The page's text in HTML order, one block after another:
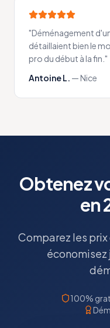
"Déménagement
détaillaient bien le
pro du début à la fin. "
Antoine L. —Nice
Obtenez
en
Comparez les
économisez
100%